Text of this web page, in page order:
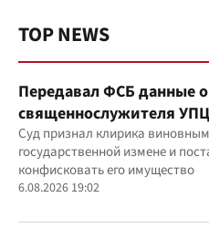
TOP NEWS
Передавал ФСБ данные
священнослужителя
годам
Суд признал клирика
государственной измене и
конфисковать его имущество
6.08.2026 19:02